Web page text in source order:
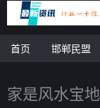
首页 邯郸民盟
家是风水宝地